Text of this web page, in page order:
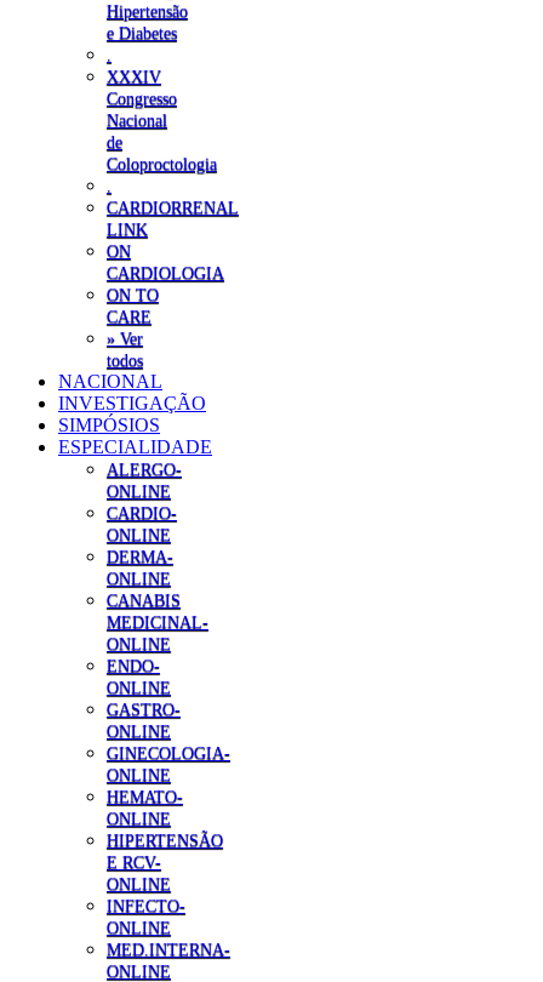
Hipertensão
e Diabetes
XXXIV
Congresso
Nacional
de
Coloproctologia
CARDIORRENAL
LINK
ON
CARDIOLOGIA
ON TO
CARE
» Ver
todos
NACIONAL
INVESTIGAÇÃO
SIMPÓSIOS
ESPECIALIDADE
ALERGO-
ONLINE
CARDIO-
ONLINE
DERMA-
ONLINE
CANABIS
MEDICINAL-
ONLINE
ENDO-
ONLINE
GASTRO-
ONLINE
GINECOLOGIA-
ONLINE
HEMATO-
ONLINE
HIPERTENSÃO
E RCV-
ONLINE
INFECTO-
ONLINE
MED.INTERNA-
ONLINE